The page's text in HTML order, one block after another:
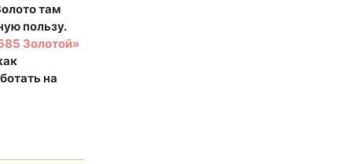
там
пользу.
Золотой»
на